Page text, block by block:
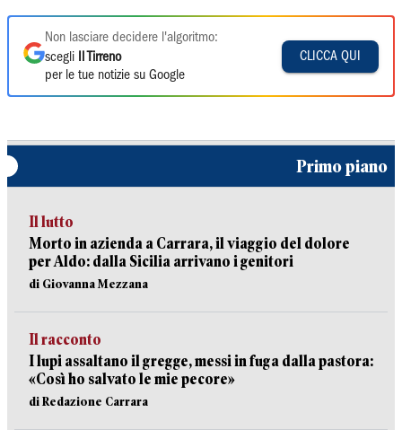
Non lasciare decidere l'algoritmo:
scegli
Il Tirreno
per le tue notizie su Google
CLICCA QUI
Primo piano
Il lutto
Morto in azienda a Carrara, il viaggio del dolore
per Aldo: dalla Sicilia arrivano i genitori
di Giovanna Mezzana
Il racconto
I lupi assaltano il gregge, messi in fuga dalla pastora:
«Così ho salvato le mie pecore»
di Redazione Carrara